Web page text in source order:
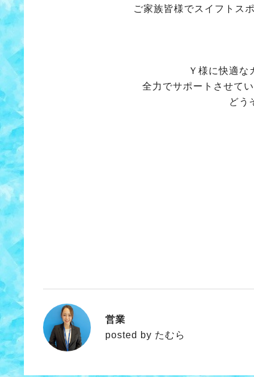
ご家族皆様でスイフトス
Ｙ様に快適な
全力でサポートさせて
どう
スズキア
たむら
営業
posted by たむら